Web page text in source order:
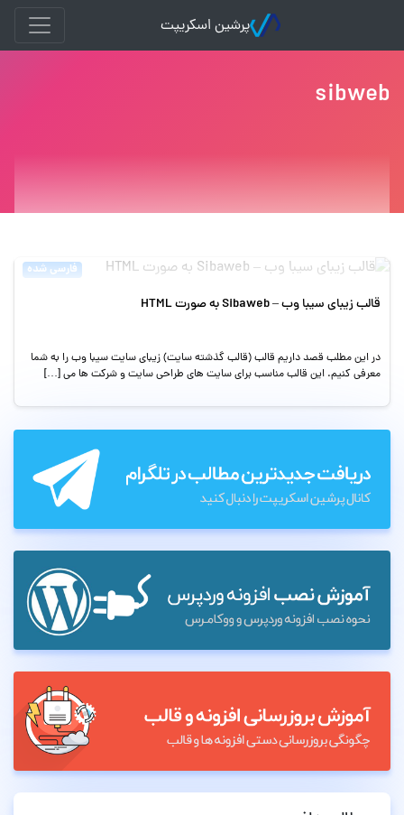
پرشین اسکریپت
sibweb
فارسی شده
قالب زیبای سیبا وب – Sibaweb به صورت HTML
در این مطلب قصد داریم قالب (قالب گذشته سایت) زیبای سایت سیبا وب را به شما
معرفی کنیم. این قالب مناسب برای سایت های طراحی سایت و شرکت ها می […]